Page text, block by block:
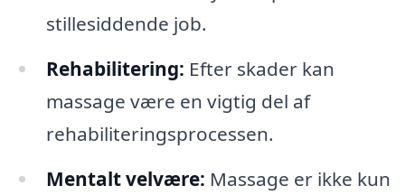
stillesiddende job.
Rehabilitering: Efter skader kan
massage være en vigtig del af
rehabiliteringsprocessen.
Mentalt velvære: Massage er ikke kun